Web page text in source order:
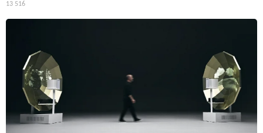
13 516